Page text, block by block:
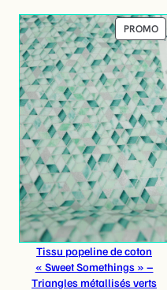
PROMOP
R
O
D
U
I
T
E
N
P
R
O
M
Tissu popeline de coton
« Sweet Somethings » –
Triangles métallisés verts